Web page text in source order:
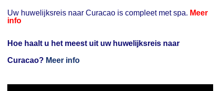
Uw huwelijksreis naar Curacao is compleet met spa. Meer
info
Hoe haalt u het meest uit uw huwelijksreis naar
Curacao? Meer info